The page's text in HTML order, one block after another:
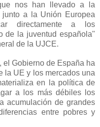
nos han llevado a la
a la Unión Europea
directamente a los
de la juventud española"
de la UJCE.
el Gobierno de España ha
la UE y los mercados una
en la política de
a los más débiles los
acumulación de grandes
entre pobres y